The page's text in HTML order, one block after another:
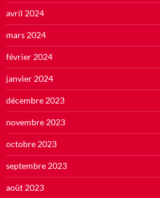
avril 2024
mars 2024
février 2024
janvier 2024
décembre 2023
novembre 2023
octobre 2023
septembre 2023
août 2023